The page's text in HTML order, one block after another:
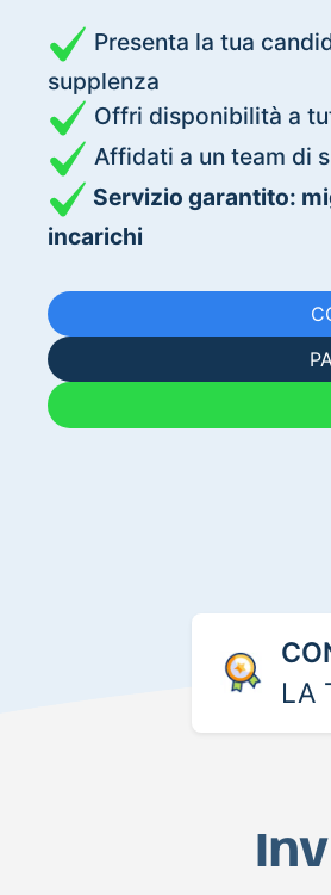
Presenta la tua
supplenza
Offri disponibilità a
Affidati a un team di
Servizio garantito:
incarichi
LA